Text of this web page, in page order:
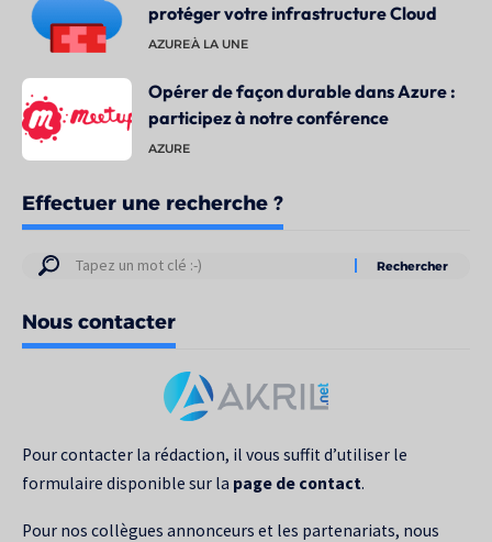
protéger votre infrastructure Cloud
AZUREÀ LA UNE
Opérer de façon durable dans Azure :
participez à notre conférence
AZURE
Effectuer une recherche ?
Résultats
votre
recherche
Nous contacter
Pour contacter la rédaction, il vous suffit d’utiliser le
formulaire disponible sur la page de contact.
Pour nos collègues annonceurs et les partenariats, nous